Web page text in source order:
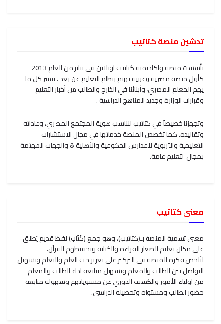
تدشين منصة كتاتيب
تأسست منصة واكاديمية كتاتيب اونلاين في يناير من العام 2013
كأول منصة مصرية وعربية تهتم بنظام التعليم عن بعد . ننشر كل ما
يهم المعلم المصري، وأبنائنا في الخارج والطالب من أخبار التعليم
وقرارات الوزارة وجديد المناهج الدراسية .
وتجهزنا خصيصاً في كتاتيب لنناسب هوية المجتمع المصري، وعاداته
وتقاليده. كما تخصص المنصة خدماتها في مجال الاستشارات
التعليمية والتربوية للمدارس الحكومية والأهلية & والجهات المهتمة
بمجال التعليم عامة.
معنى كتاتيب
معنى تسمية المنصة بـ(كتاتيب)، وهو جمع (كُتَاب) لفظ قديم يُطلق
على مكان تعليم الصغار القراءة والكتابة وتحفيظهم القرآن،
لتُلخص فكرة المنصة في التركيز على تعزيز حب العلم والتعلم وتسهيل
التواصل بين الطالب والمعلم وتسهيل متابعة اداء الطالب والمعلم
من اولياء الأمور والكشف الدوري عن مستوياتهم وسهولة متابعة
حضور الطالب ومستواه وتحصيله الدراسي.